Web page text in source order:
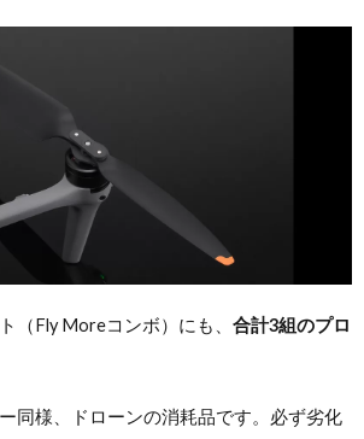
（Fly Moreコンボ）にも、 合計3組のプロ
同様、ドローンの消耗品です。必ず劣化